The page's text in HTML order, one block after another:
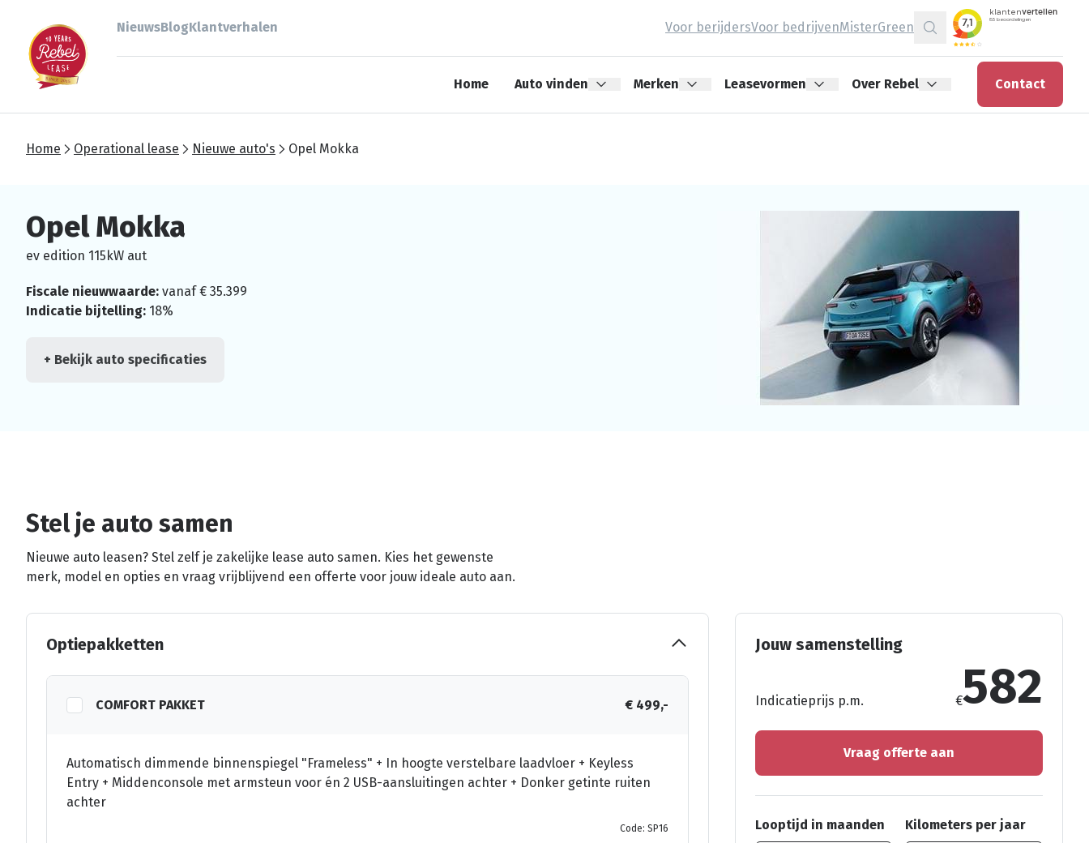
NieuwsBlogKlantverhalen Voor berijdersVoor bedrijvenMisterGreen
Zoeken
Home Auto vinden Merken Leasevormen Over Rebel Contact
Home Operational lease Nieuwe auto's Opel Mokka
Opel Mokka
ev edition 115kW aut
Fiscale nieuwwaarde: vanaf € 35.399
Indicatie bijtelling: 18%
+ Bekijk auto specificaties
Stel je auto samen
Nieuwe auto leasen? Stel zelf je zakelijke lease auto samen. Kies het gewenste
merk, model en opties en vraag vrijblijvend een offerte voor jouw ideale auto aan.
Optiepakketten
COMFORT PAKKET € 499,-
Automatisch dimmende binnenspiegel "Frameless" + In hoogte verstelbare laadvloer + Keyless
Entry + Middenconsole met armsteun voor én 2 USB-aansluitingen achter + Donker getinte ruiten
achter
Code: SP16
Jouw samenstelling
Indicatieprijs p.m. €582
Vraag offerte aan
Looptijd in maanden Kilometers per jaar